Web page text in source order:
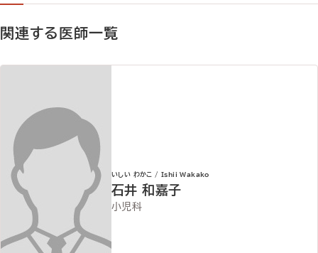
関連する医師一覧
石井 和嘉子
いしい わかこ / Ishii Wakako
小児科